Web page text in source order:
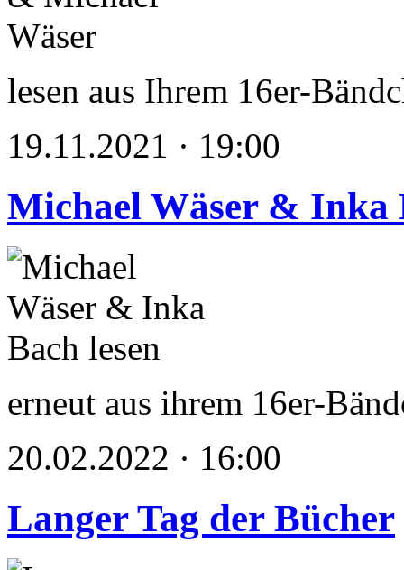
lesen aus Ihrem 16er-
19.11.2021 · 19:00
Michael Wäser & Inka
erneut aus ihrem 16er-
20.02.2022 · 16:00
Langer Tag der Bücher